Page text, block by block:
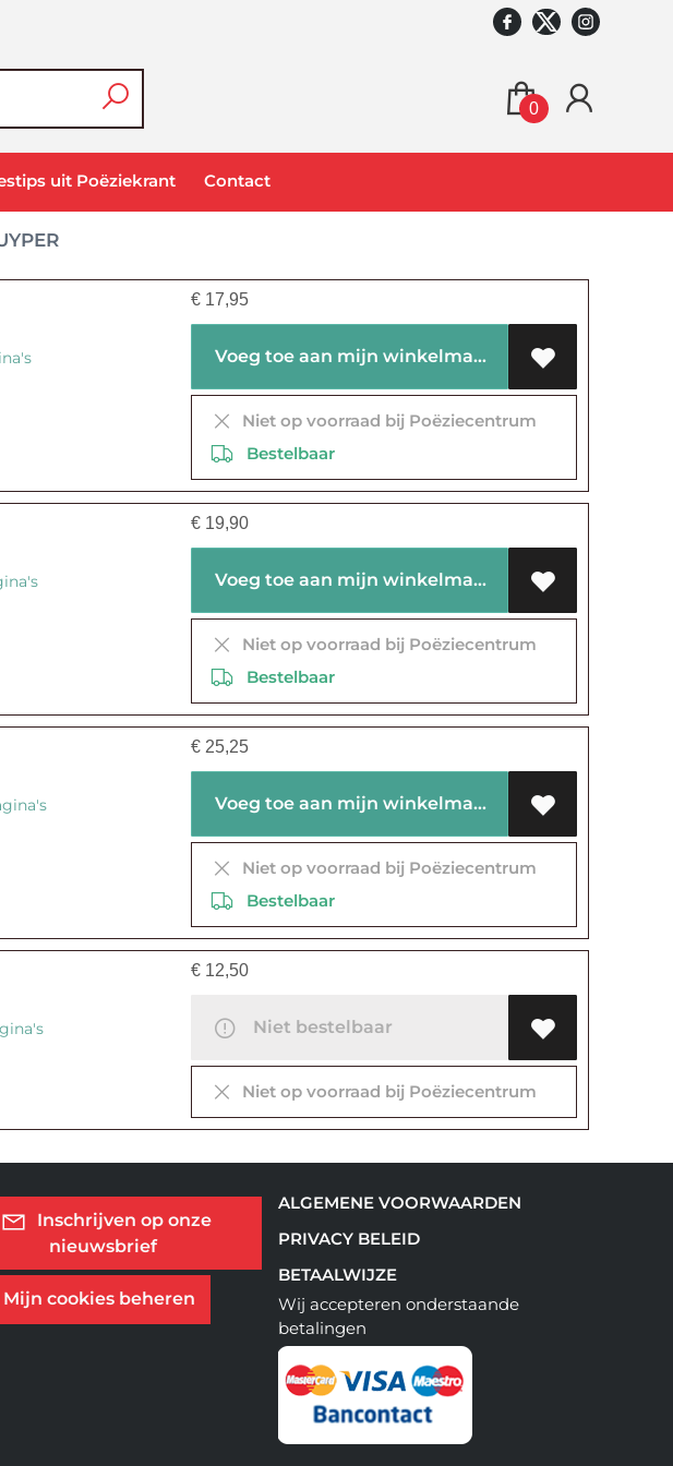
0
uit Poëziekrant Contact
€ 17,95
Voeg toe aan mijn winkelmandje
Niet op voorraad bij Poëziecentrum
Bestelbaar
€ 19,90
Voeg toe aan mijn winkelmandje
Niet op voorraad bij Poëziecentrum
Bestelbaar
€ 25,25
Voeg toe aan mijn winkelmandje
Niet op voorraad bij Poëziecentrum
Bestelbaar
€ 12,50
Niet bestelbaar
Niet op voorraad bij Poëziecentrum
Inschrijven op onze
nieuwsbrief
Mijn cookies beheren
ALGEMENE VOORWAARDEN
PRIVACY BELEID
BETAALWIJZE
Wij accepteren onderstaande
betalingen